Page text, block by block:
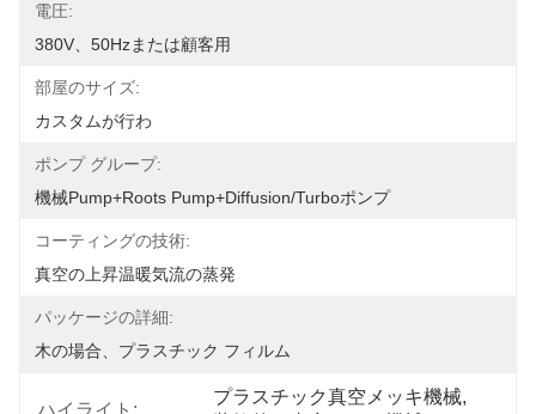
電圧:
380V、50Hzまたは顧客用
部屋のサイズ:
カスタムが行わ
ポンプ グループ:
機械Pump+Roots Pump+Diffusion/Turboポンプ
コーティングの技術:
真空の上昇温暖気流の蒸発
パッケージの詳細:
木の場合、プラスチック フィルム
ハイライト:
プラスチック真空メッキ機械,